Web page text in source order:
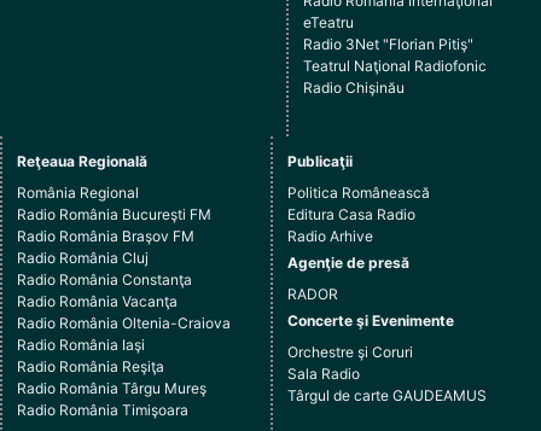
eTeatru
Radio 3Net "Florian Pitiş"
Teatrul Naţional Radiofonic
Radio Chişinău
Reţeaua Regională
România Regional
Radio România Bucureşti FM
Radio România Braşov FM
Radio România Cluj
Radio România Constanţa
Radio România Vacanţa
Radio România Oltenia-Craiova
Radio România Iaşi
Radio România Reşiţa
Radio România Târgu Mureş
Radio România Timişoara
Publicaţii
Politica Românească
Editura Casa Radio
Radio Arhive
Agenţie de presă
RADOR
Concerte şi Evenimente
Orchestre şi Coruri
Sala Radio
Târgul de carte GAUDEAMUS